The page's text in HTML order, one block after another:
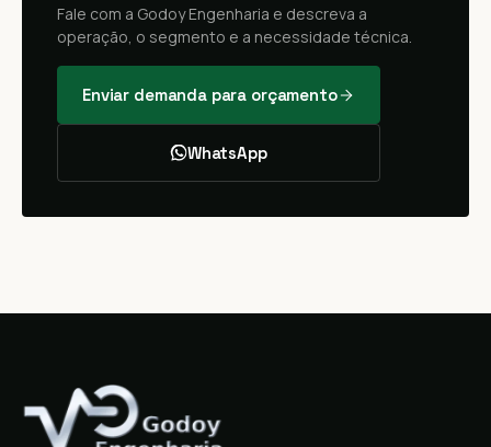
Fale com a Godoy Engenharia e descreva a
operação, o segmento e a necessidade técnica.
Enviar demanda para orçamento
WhatsApp